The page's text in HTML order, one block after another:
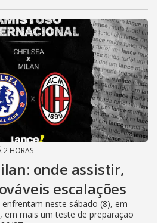
2 HORAS
onde assistir,
escalações
neste sábado (8), em
em mais um teste de preparação